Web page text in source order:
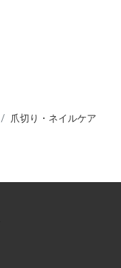
爪切り・ネイルケア